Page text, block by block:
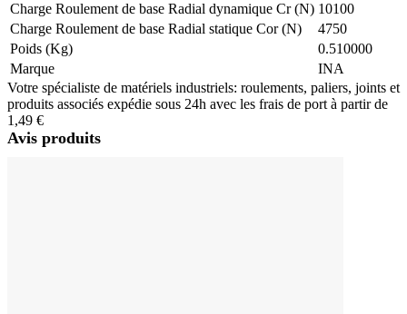
Charge Roulement de base Radial dynamique Cr (N) 10100
Charge Roulement de base Radial statique Cor (N)
4750
Poids (Kg)
0.510000
Marque
INA
Votre spécialiste de matériels industriels: roulements, paliers, joints et
produits associés expédie sous 24h avec les frais de port à partir de
1,49 €
Avis produits